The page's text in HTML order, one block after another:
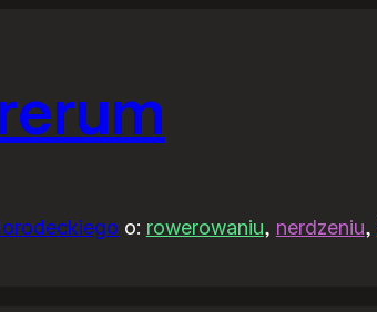
o: rowerowaniu, nerdzeniu,